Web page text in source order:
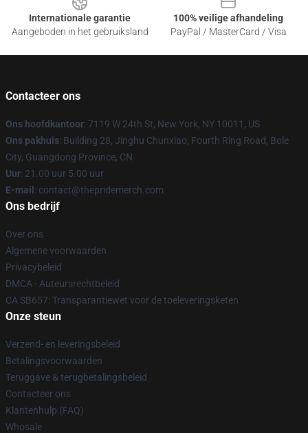
Internationale garantie
Aangeboden in het gebruiksland
100% veilige afhandeling
PayPal / MasterCard / Visa
Contacteer ons
Ons hoofdkantoor: 7119 W 24th St, New York, NY 10011, US
Ons pakhuis: Building 28, Jinghu Chunxiao, Fourth Ring Road, Bole
City, Guangdong Province, CN
Uur: 21.00 uur 5.00 uur
E-mail : contact@thepridemerch.com
Ons bedrijf
Over ons
Algemene voorwaarden
Privacybeleid
DMCA - Auteursrechtbeleid
CA SB657: Transparantiewet voor de toeleveringsketen
Onze steun
Verzend- en leveringsbeleid
Betalingsvoorwaarden
Teruggave & terugbetalingsbeleid
Contacteer ons
Klantenhulp (FAQ)
Whosale